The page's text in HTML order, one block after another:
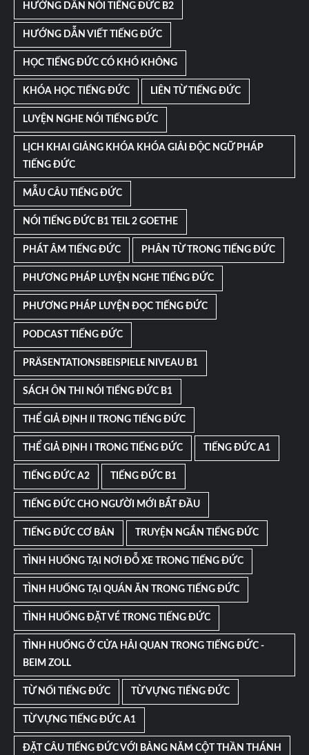
HƯỚNG DẪN NÓI TIẾNG ĐỨC B2
HƯỚNG DẪN VIẾT TIẾNG ĐỨC
HỌC TIẾNG ĐỨC CÓ KHÓ KHÔNG
KHÓA HỌC TIẾNG ĐỨC LIÊN TỪ TIẾNG ĐỨC
LUYỆN NGHE NÓI TIẾNG ĐỨC
LỊCH KHAI GIẢNG KHÓA KHÓA GIẢI ĐỘC NGỮ PHÁP
TIẾNG ĐỨC
MẪU CÂU TIẾNG ĐỨC
NÓI TIẾNG ĐỨC B1 TEIL 2 GOETHE
PHÁT ÂM TIẾNG ĐỨC PHÂN TỪ TRONG TIẾNG ĐỨC
PHƯƠNG PHÁP LUYỆN NGHE TIẾNG ĐỨC
PHƯƠNG PHÁP LUYỆN ĐỌC TIẾNG ĐỨC
PODCAST TIẾNG ĐỨC
PRÄSENTATIONSBEISPIELE NIVEAU B1
SÁCH ÔN THI NÓI TIẾNG ĐỨC B1
THỂ GIẢ ĐỊNH II TRONG TIẾNG ĐỨC
THỂ GIẢ ĐỊNH I TRONG TIẾNG ĐỨC TIẾNG ĐỨC A1
TIẾNG ĐỨC A2 TIẾNG ĐỨC B1
TIẾNG ĐỨC CHO NGƯỜI MỚI BẮT ĐẦU
TIẾNG ĐỨC CƠ BẢN TRUYỆN NGẮN TIẾNG ĐỨC
TÌNH HUỐNG TẠI NƠI ĐỖ XE TRONG TIẾNG ĐỨC
TÌNH HUỐNG TẠI QUÁN ĂN TRONG TIẾNG ĐỨC
TÌNH HUỐNG ĐẶT VÉ TRONG TIẾNG ĐỨC
TÌNH HUỐNG Ở CỬA HẢI QUAN TRONG TIẾNG ĐỨC -
BEIM ZOLL
TỪ NỐI TIẾNG ĐỨC TỪ VỰNG TIẾNG ĐỨC
TỪ VỰNG TIẾNG ĐỨC A1
ĐẶT CÂU TIẾNG ĐỨC VỚI BẢNG NĂM CỘT THẦN THÁNH